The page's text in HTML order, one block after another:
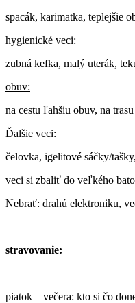
spacák, karimatka, teplejšie
hygienické veci:
zubná kefka, malý uterák,
obuv:
na cestu ľahšiu obuv, na
Ďalšie veci:
čelovka, igelitové sáčky/
veci si zbaliť do veľkého
Nebrať: drahú elektroniku,
stravovanie:
piatok – večera: kto si čo